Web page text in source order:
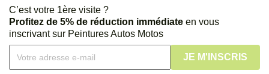
C’est votre 1ère visite ?
Profitez de 5% de réduction immédiate en vous
inscrivant sur Peintures Autos Motos